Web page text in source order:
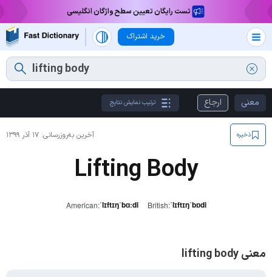
تست رایگان تعیین سطح واژگان انگلیسی
خرید اشتراک
معنی ارجاع ترتیب نمایش نتایج
آخرین به‌روزرسانی: ۱۷ آذر ۱۳۹۹ ذخیره
Lifting Body
American:ˈlɪftɪŋˈbɑːdi British:ˈlɪftɪŋˈbɒdi
معنی lifting body